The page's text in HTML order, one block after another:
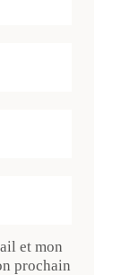
et mon
prochain